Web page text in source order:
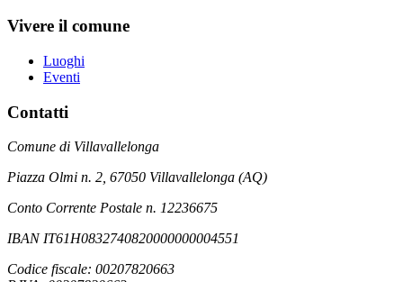
Vivere il comune
Luoghi
Eventi
Contatti
Comune di Villavallelonga
Piazza Olmi n. 2, 67050 Villavallelonga (AQ)
Conto Corrente Postale n. 12236675
IBAN IT61H0832740820000000004551
Codice fiscale: 00207820663